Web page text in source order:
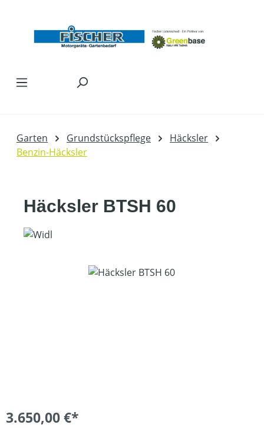
Garten Grundstückspflege
Häcksler
Benzin-Häcksler
Häcksler BTSH 60
Bildergalerie überspringen
3.650,00 €*